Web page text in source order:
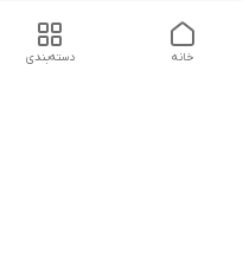
دسته‌بندی خانه